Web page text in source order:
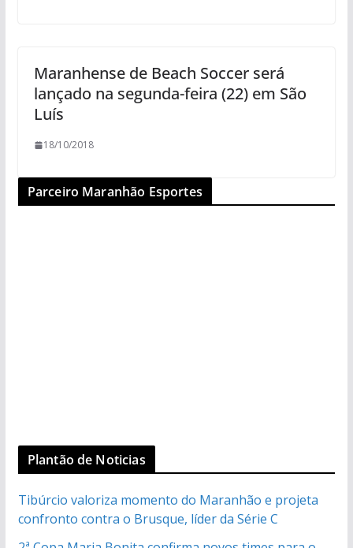
Maranhense de Beach Soccer será
lançado na segunda-feira (22) em São
Luís
18/10/2018
Parceiro Maranhão Esportes
Plantão de Noticias
Tibúrcio valoriza momento do Maranhão e projeta
confronto contra o Brusque, líder da Série C